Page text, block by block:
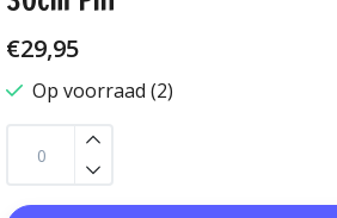
€29,95
Op voorraad (2)